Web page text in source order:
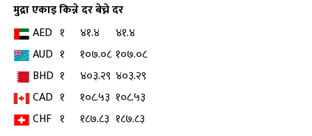
मुद्राएकाइकिन्ने दरबेच्ने दर
AED १ ४१.४
४१.४
AUD १ १०७.०८ १०७.०८
BHD १ ४०३.२९ ४०३.२९
CAD १ १०८.५३ १०८.५३
CHF १ १८७.८३ १८७.८३